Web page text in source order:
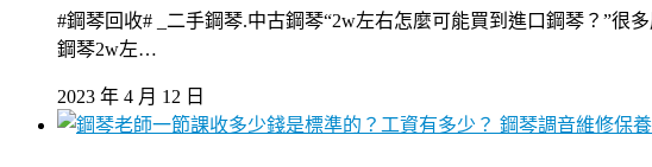
#鋼琴回收# _二手鋼琴.中古鋼琴“2w左右怎麼可能買到進口鋼琴？”
鋼琴2w左…
2023 年 4 月 12 日
鋼琴調音維修保